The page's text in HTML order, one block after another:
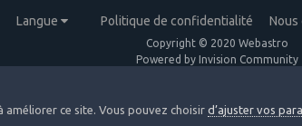
Langue Politique de confidentialité Nous
Copyright © 2020 Webastro
Powered by Invision Community
améliorer ce site. Vous pouvez choisird’ajuster vos